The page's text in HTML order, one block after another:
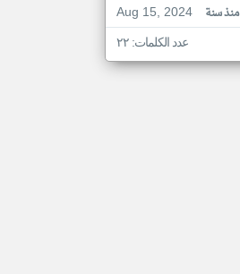
Aug 15, 2024
منذ سنة
عدد الكلمات: ٢٢